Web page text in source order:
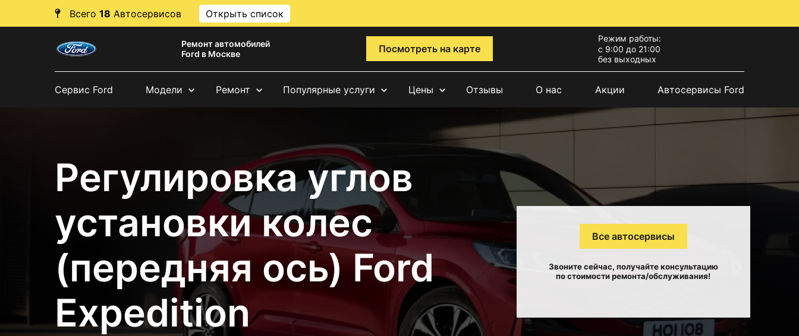
Всего 18 Автосервисов Открыть список
Ремонт автомобилей
Ford в Москве
Посмотреть на карте
Режим работы:
с 9:00 до 21:00
без выходных
Сервис Ford Модели Ремонт Популярные услуги Цены Отзывы О нас Акции Автосервисы Ford
Регулировка углов
установки колес
(передняя ось) Ford
Expedition
Все автосервисы
Звоните сейчас, получайте консультацию
по стоимости ремонта/обслуживания!